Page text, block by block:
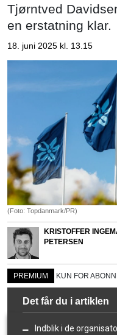
Tjørntved
en erstatning klar.
18. juni 2025 kl. 13.15
(Foto: Topdanmark/PR)
KRISTOFFER
PETERSEN
PREMIUM KUN FOR
Det får du i artiklen
Indblik i de